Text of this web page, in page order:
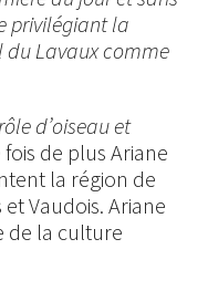
privilégiant la
du Lavaux comme
d’oiseau et
fois de plus Ariane
la région de
Vaudois. Ariane
de la culture